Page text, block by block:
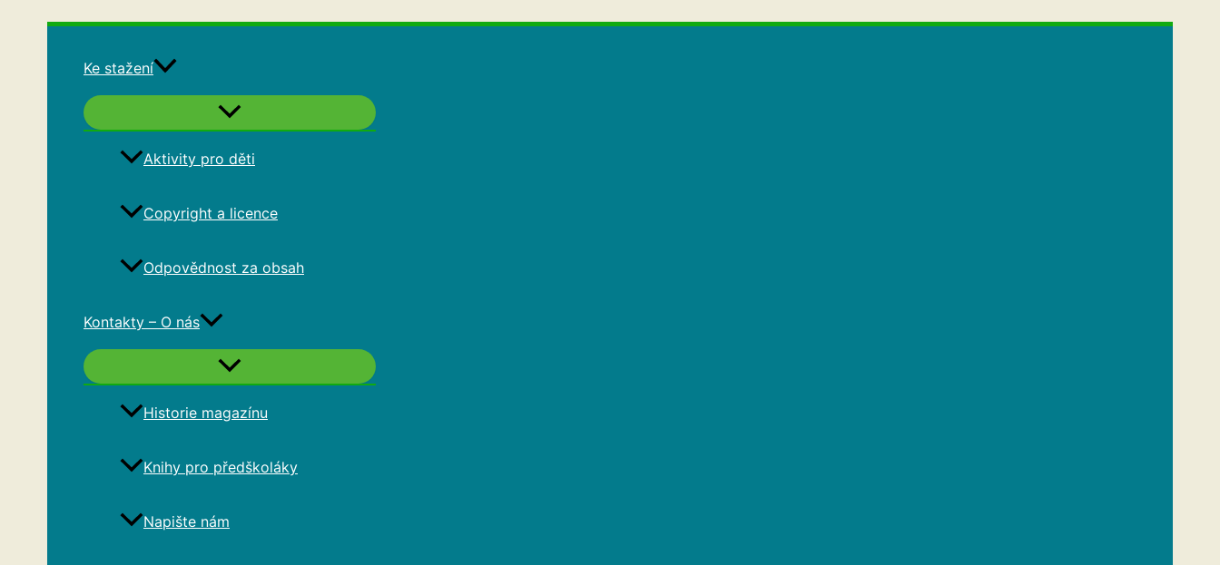
Ke stažení
Aktivity pro děti
Copyright a licence
Odpovědnost za obsah
Kontakty – O nás
Historie magazínu
Knihy pro předškoláky
Napište nám